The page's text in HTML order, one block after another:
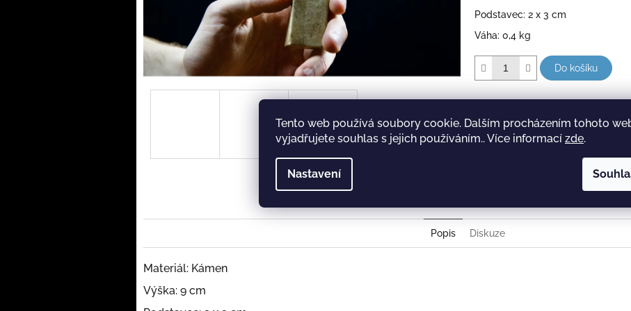
Tento web používá soubory cookie. Dalším procházením tohoto
vyjadřujete souhlas s jejich používáním.. Více informací zde.
Nastavení
Podstavec: 2 x 3 cm
Váha: 0,4 kg
Do košíku
Popis Diskuze
Materiál: Kámen
Výška: 9 cm